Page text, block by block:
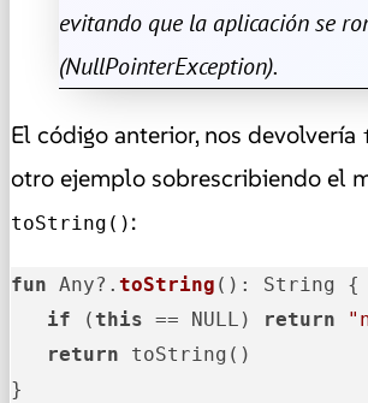
evitando que la aplicación se
(NullPointerException).
El código anterior, nos devolvería
otro ejemplo sobrescribiendo el
toString() :
fun Any?. toString () : String {
if ( this == NULL) return
return toString()
}